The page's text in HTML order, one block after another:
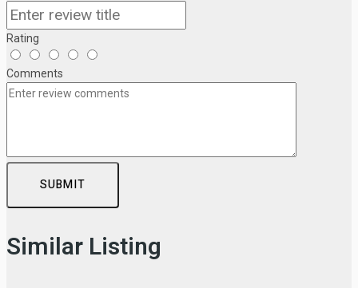
Rating
Comments
SUBMIT
Similar Listing